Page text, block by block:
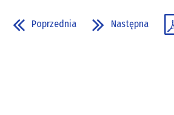
Poprzednia Następna